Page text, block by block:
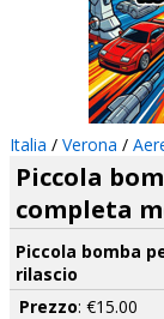
Italia / Verona /
Piccola
completa
Piccola bomba
rilascio
Prezzo: €15.00